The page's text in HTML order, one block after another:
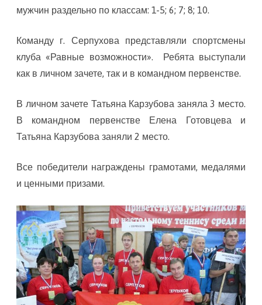
мужчин раздельно по классам: 1-5; 6; 7; 8; 10.
Команду г. Серпухова представляли спортсмены
клуба «Равные возможности». Ребята выступали
как в личном зачете, так и в командном первенстве.
В личном зачете Татьяна Карзубова заняла 3 место.
В командном первенстве Елена Готовцева и
Татьяна Карзубова заняли 2 место.
Все победители награждены грамотами, медалями
и ценными призами.